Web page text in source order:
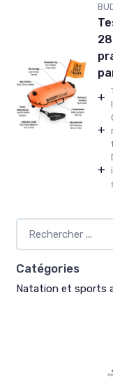
+
+
+
Catégories
Natation et sports